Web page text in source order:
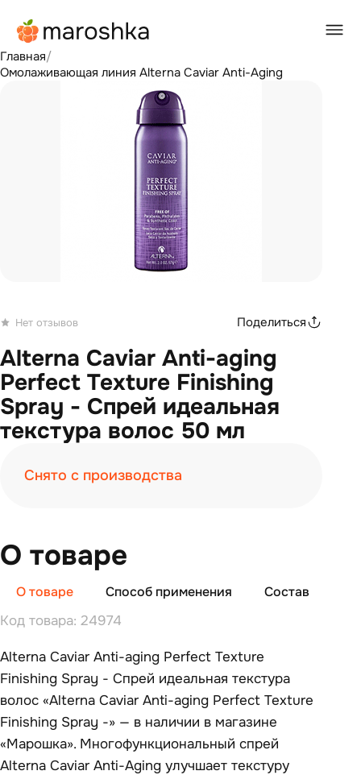
Главная/
Омолаживающая линия Alterna Caviar Anti-Aging
Нет отзывов Поделиться
Alterna Caviar Anti-aging
Perfect Texture Finishing
Spray - Спрей идеальная
текстура волос 50 мл
Снято с производства
О товаре
О товаре Способ применения Состав
Код товара: 24974
Alterna Caviar Anti-aging Perfect Texture
Finishing Spray - Спрей идеальная текстура
волос «Alterna Caviar Anti-aging Perfect Texture
Finishing Spray -» — в наличии в магазине
«Марошка». Многофункциональный спрей
Alterna Caviar Anti-Aging улучшает текстуру